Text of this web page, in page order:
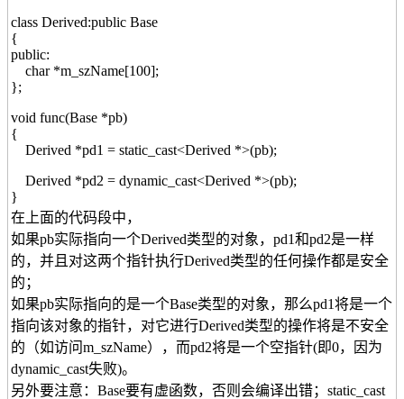
class Derived:public Base
{
public:
char *m_szName[100];
};
void func(Base *pb)
{
Derived *pd1 = static_cast<Derived *>(pb);
Derived *pd2 = dynamic_cast<Derived *>(pb);
}
在上面的代码段中，
如果pb实际指向一个Derived类型的对象，pd1和pd2是一样
的，并且对这两个指针执行Derived类型的任何操作都是安全
的；
如果pb实际指向的是一个Base类型的对象，那么pd1将是一个
指向该对象的指针，对它进行Derived类型的操作将是不安全
的（如访问m_szName），而pd2将是一个空指针(即0，因为
dynamic_cast失败)。
另外要注意：Base要有虚函数，否则会编译出错；static_cast